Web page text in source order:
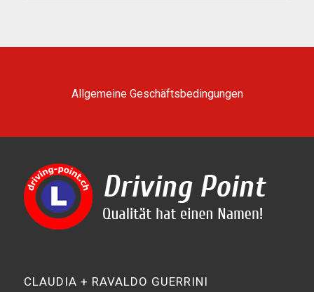
Allgemeine Geschäftsbedingungen
CLAUDIA + RAVALDO GUERRINI